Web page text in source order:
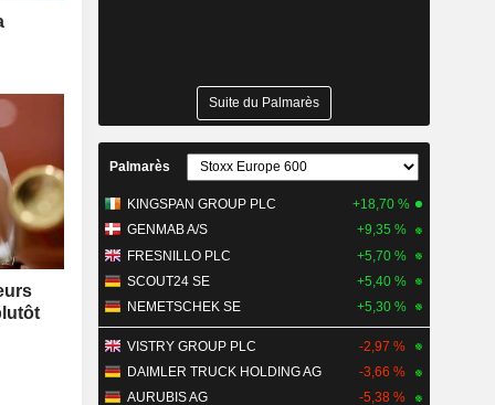
Suite du Palmarès
Palmarès
KINGSPAN GROUP PLC
+18,70 %
GENMAB A/S
+9,35 %
FRESNILLO PLC
+5,70 %
SCOUT24 SE
+5,40 %
NEMETSCHEK SE
+5,30 %
VISTRY GROUP PLC
-2,97 %
DAIMLER TRUCK HOLDING AG
-3,66 %
AURUBIS AG
-5,38 %